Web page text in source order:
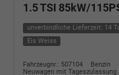
1.5 TSI 85kW/
unverbindliche Lieferzeit: 14
Eis Weiss
Fahrzeugnr.: 507104
Benzin
Neuwagen mit Tageszulassung